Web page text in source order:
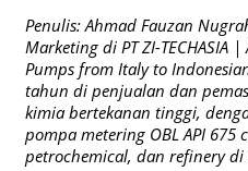
Penulis: Ahmad Fauzan
Marketing di PT ZI-
Pumps from Italy to
tahun di penjualan dan
kimia bertekanan tinggi,
pompa metering OBL API 675
petrochemical, dan refinery di